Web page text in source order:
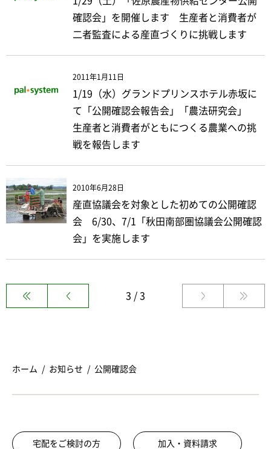
確認会」を開催します 生産者と消費者が
二者監査による産直づくりに挑戦します
2011年1月11日
1/19（水）グランドプリンスホテル赤坂に
て「公開確認会報告会」「農法研究会」
生産者と消費者がともにつくる農業への挑
戦を報告します
2010年6月28日
産直協議会を対象とした初めての公開確認
会 6/30、7/1「秋田南部圏協議会公開確認
会」を実施します
3 / 3
ホーム お知らせ 公開確認会
宅配をご検討の方 加入・資料請求